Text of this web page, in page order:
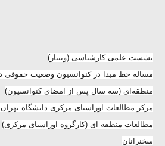
نشست علمی کارشناسی (وبینار)
مساله خط مبدا در کنوانسیون وضعیت حقوقی
منطقه‌ای (سه سال پس از امضای کنوانسیون)
مرکز مطالعات اوراسیای مرکزی دانشگاه
مطالعات منطقه ای (کارگروه اوراسیای مرکزی)
سخنرانان